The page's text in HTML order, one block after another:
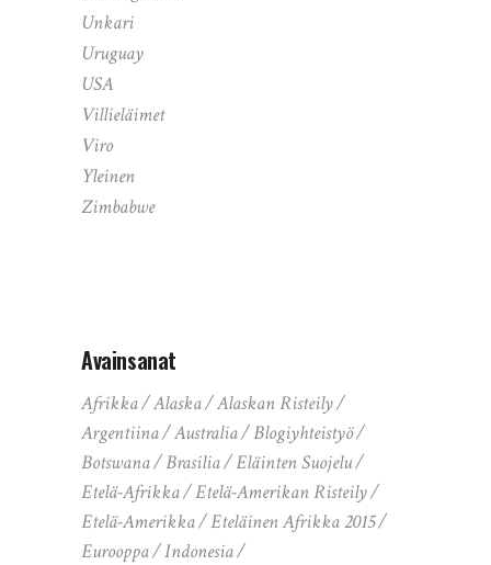
Unkari
Uruguay
USA
Villieläimet
Viro
Yleinen
Zimbabwe
Avainsanat
Afrikka Alaska
Alaskan Risteily
Argentiina
Australia
Blogiyhteistyö
Botswana
Brasilia
Eläinten Suojelu
Etelä-Afrikka
Etelä-Amerikan Risteily
Etelä-Amerikka
Eteläinen Afrikka 2015
Eurooppa
Indonesia